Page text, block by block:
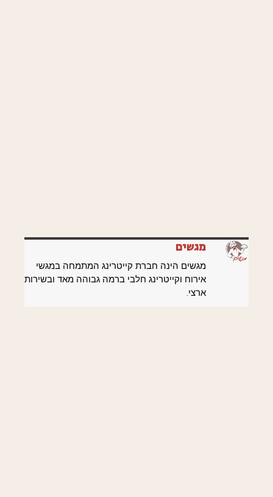
מגשים
מגשים הינה חברת קייטרינג המתמחה במגשי
אירוח וקייטרינג חלבי ברמה גבוהה מאד ובשירות
ארצי.